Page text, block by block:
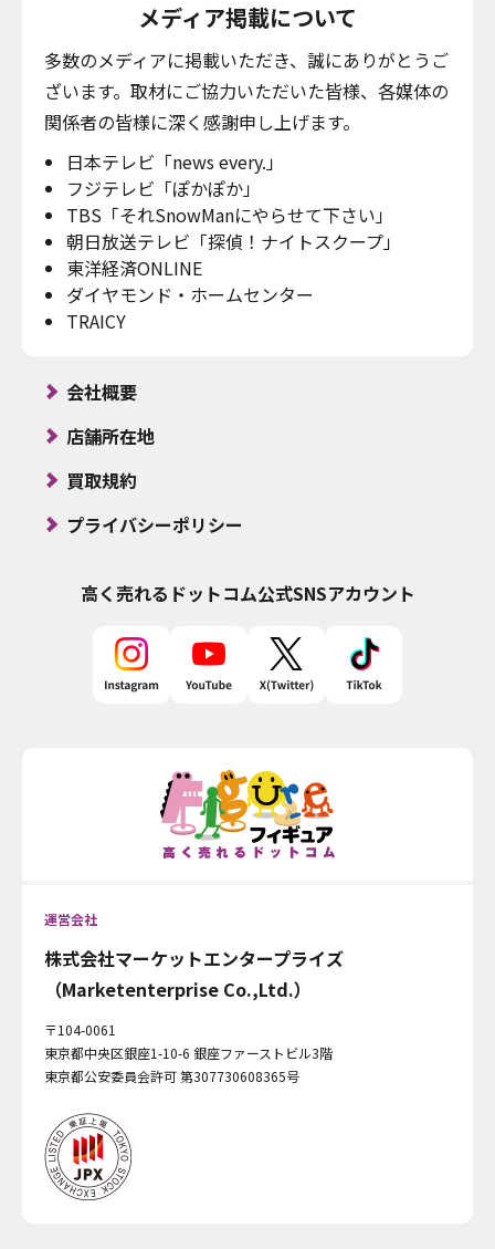
メディア掲載について
多数のメディアに掲載いただき、誠にありがとうご
ざいます。取材にご協力いただいた皆様、各媒体の
関係者の皆様に深く感謝申し上げます。
日本テレビ「news every.」
フジテレビ「ぽかぽか」
TBS「それSnowManにやらせて下さい」
朝日放送テレビ「探偵！ナイトスクープ」
東洋経済ONLINE
ダイヤモンド・ホームセンター
TRAICY
会社概要
店舗所在地
買取規約
プライバシーポリシー
高く売れるドットコム公式SNSアカウント
運営会社
株式会社マーケットエンタープライズ
（Marketenterprise Co.,Ltd.）
〒104-0061
東京都中央区銀座1-10-6 銀座ファーストビル3階
東京都公安委員会許可 第307730608365号